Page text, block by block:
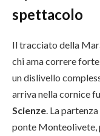
spettacolo
Il tracciato della
chi ama correre
un dislivello
arriva nella cornice
Scienze. La
ponte Monteolivete,